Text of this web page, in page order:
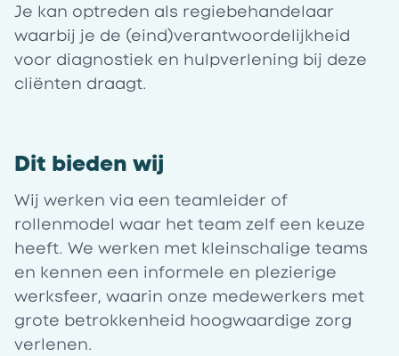
Je kan optreden als regiebehandelaar
waarbij je de (eind)verantwoordelijkheid
voor diagnostiek en hulpverlening bij deze
cliënten draagt.
Dit bieden wij
Wij werken via een teamleider of
rollenmodel waar het team zelf een keuze
heeft. We werken met kleinschalige teams
en kennen een informele en plezierige
werksfeer, waarin onze medewerkers met
grote betrokkenheid hoogwaardige zorg
verlenen.